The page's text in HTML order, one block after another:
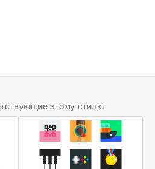
этому стилю